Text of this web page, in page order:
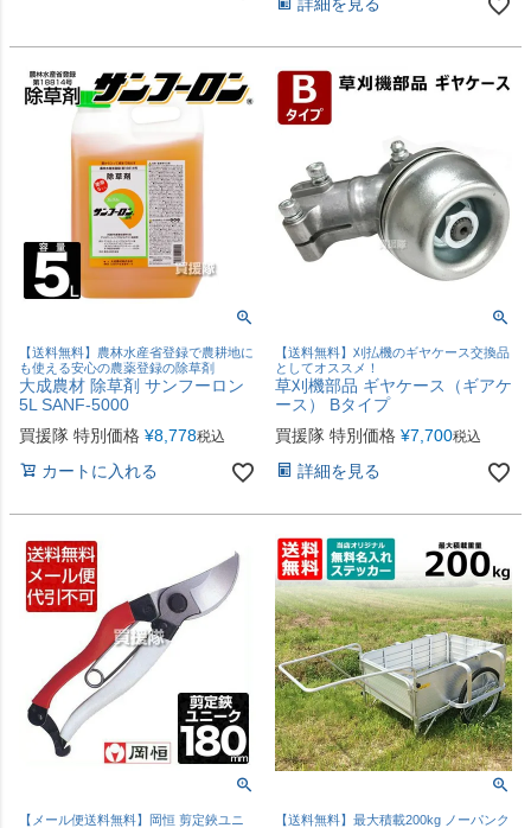
詳細を見る
【送料無料】農林水産省登録で農耕地に
も使える安心の農薬登録の除草剤
大成農材 除草剤 サンフーロン
5L SANF-5000
買援隊 特別価格 ¥8,778税込
カートに入れる
【送料無料】刈払機のギヤケース交換品
としてオススメ！
草刈機部品 ギヤケース（ギアケ
ース） Bタイプ
買援隊 特別価格 ¥7,700税込
詳細を見る
【メール便送料無料】岡恒 剪定鋏ユニ
【送料無料】最大積載200kg ノーパンク